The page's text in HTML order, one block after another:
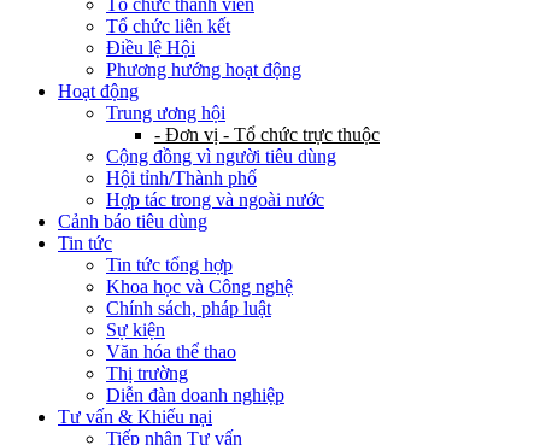
Tổ chức thành viên
Tổ chức liên kết
Điều lệ Hội
Phương hướng hoạt động
Hoạt động
Trung ương hội
- Đơn vị - Tổ chức trực thuộc
Cộng đồng vì người tiêu dùng
Hội tỉnh/Thành phố
Hợp tác trong và ngoài nước
Cảnh báo tiêu dùng
Tin tức
Tin tức tổng hợp
Khoa học và Công nghệ
Chính sách, pháp luật
Sự kiện
Văn hóa thể thao
Thị trường
Diễn đàn doanh nghiệp
Tư vấn & Khiếu nại
Tiếp nhận Tư vấn